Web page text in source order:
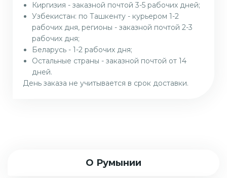
Киргизия - заказной почтой 3-5 рабочих дней;
Узбекистан: по Ташкенту - курьером 1-2
рабочих дня, регионы - заказной почтой 2-3
рабочих дня;
Беларусь - 1-2 рабочих дня;
Остальные страны - заказной почтой от 14
дней.
День заказа не учитывается в срок доставки.
О Румынии